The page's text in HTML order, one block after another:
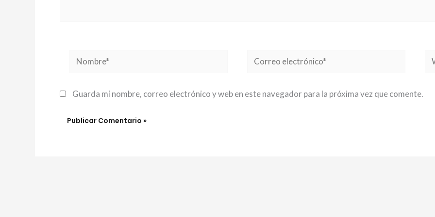
Nombre*
Correo
Guarda mi nombre, correo electrónico y web en este navegador para la próxima vez que comente.